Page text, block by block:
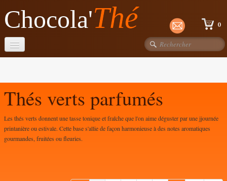
Chocola'Thé 0
Chocolats
Thés Dammann
Thés verts parfumés
Les thés verts donnent une tasse tonique et fraîche que l'on aime déguster par une jjournée
printanière ou estivale. Cette base s'allie de façon harmonieuse à des notes aromatiques
gourmandes, fruitées ou fleuries.